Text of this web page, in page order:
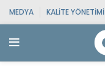
MEDYA KALITE YÖNETIMI